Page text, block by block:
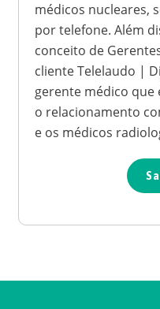
médicos nucleares,
por telefone. Além
conceito de
cliente Telelaudo |
gerente médico
o relacionamento
e os médicos